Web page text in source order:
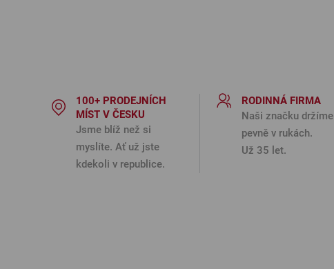
100+ PRODEJNÍCH
MÍST V ČESKU
Jsme blíž než si
myslíte. Ať už jste
kdekoli v republice.
RODINNÁ FIRMA
Naši značku držíme
pevně v rukách.
Už 35 let.